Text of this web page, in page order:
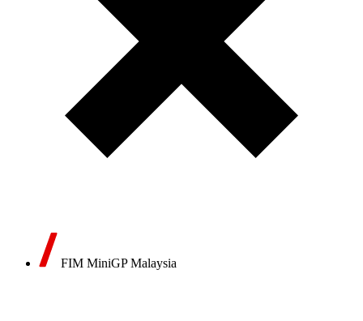
FIM MiniGP Malaysia